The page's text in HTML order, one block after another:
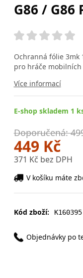
G86 / G86
Ochranná fólie 3mk
pro hráče
Více informací
E-shop skladem 1
Doporučená:
449 Kč
371 Kč bez DPH
V košíku máte
Kód zboží: K160395
Objednávky po